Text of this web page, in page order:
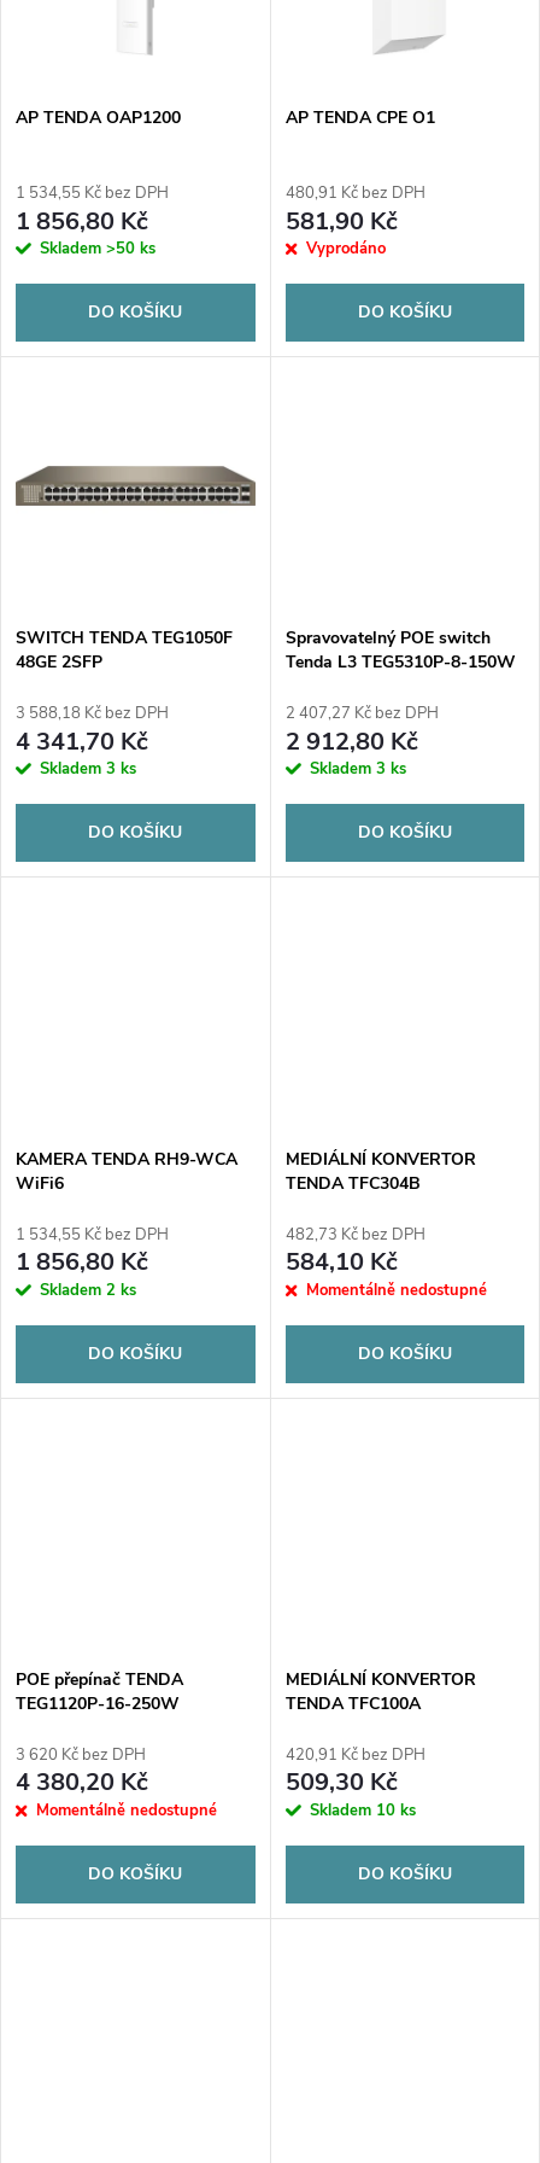
p
r
o
u
t
s
r
o
d
k
t
AP TENDA OAP1200
1 534,55 Kč bez DPH
1 856,80 Kč
Skladem >50 ks
DO KOŠÍKU
AP TENDA CPE O1
480,91 Kč bez DPH
581,90 Kč
Vyprodáno
DO KOŠÍKU
SWITCH TENDA TEG1050F
48GE 2SFP
3 588,18 Kč bez DPH
4 341,70 Kč
Skladem 3 ks
DO KOŠÍKU
Spravovatelný POE switch
Tenda L3 TEG5310P-8-150W
2 407,27 Kč bez DPH
2 912,80 Kč
Skladem 3 ks
DO KOŠÍKU
KAMERA TENDA RH9-WCA
WiFi6
1 534,55 Kč bez DPH
1 856,80 Kč
Skladem 2 ks
DO KOŠÍKU
MEDIÁLNÍ KONVERTOR
TENDA TFC304B
482,73 Kč bez DPH
584,10 Kč
Momentálně nedostupné
DO KOŠÍKU
POE přepínač TENDA
TEG1120P-16-250W
3 620 Kč bez DPH
4 380,20 Kč
Momentálně nedostupné
DO KOŠÍKU
MEDIÁLNÍ KONVERTOR
TENDA TFC100A
420,91 Kč bez DPH
509,30 Kč
Skladem 10 ks
DO KOŠÍKU